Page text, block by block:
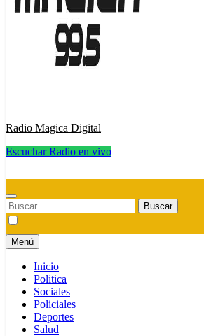
Radio Magica Digital
Escuchar Radio en vivo
Buscar:
Menú
Inicio
Politica
Sociales
Policiales
Deportes
Salud